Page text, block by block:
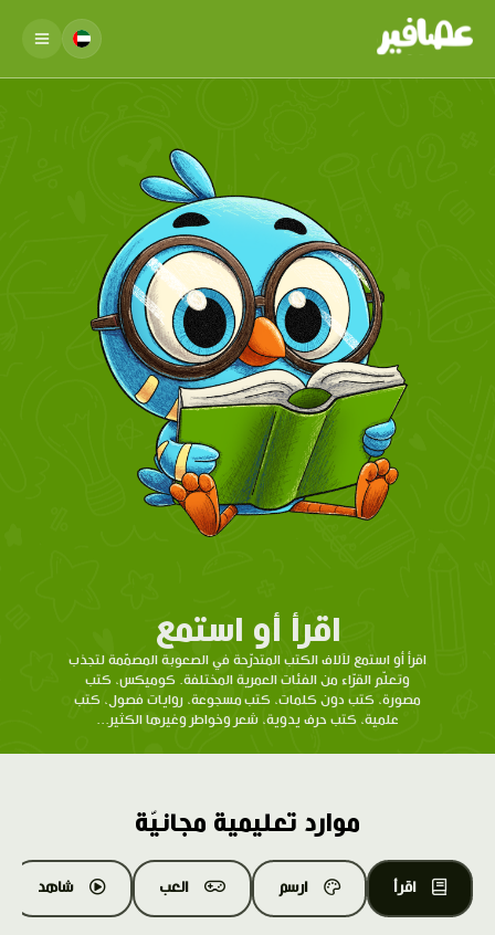
اقرأ أو استمع
اقرأ أو استمع لآلاف الكتب المتدرّحة في الصعوبة المصمّمة لتجذب
وتعلّم القرّاء من الفئات العمرية المختلفة. كوميكس، كتب
مصورة، كتب دون كلمات، كتب مسجوعة، روايات فصول، كتب
علمية، كتب حرف يدوية، شعر وخواطر وغيرها الكثير...
موارد تعليمية مجانيّة
اقرأ ارسم العب شاهد